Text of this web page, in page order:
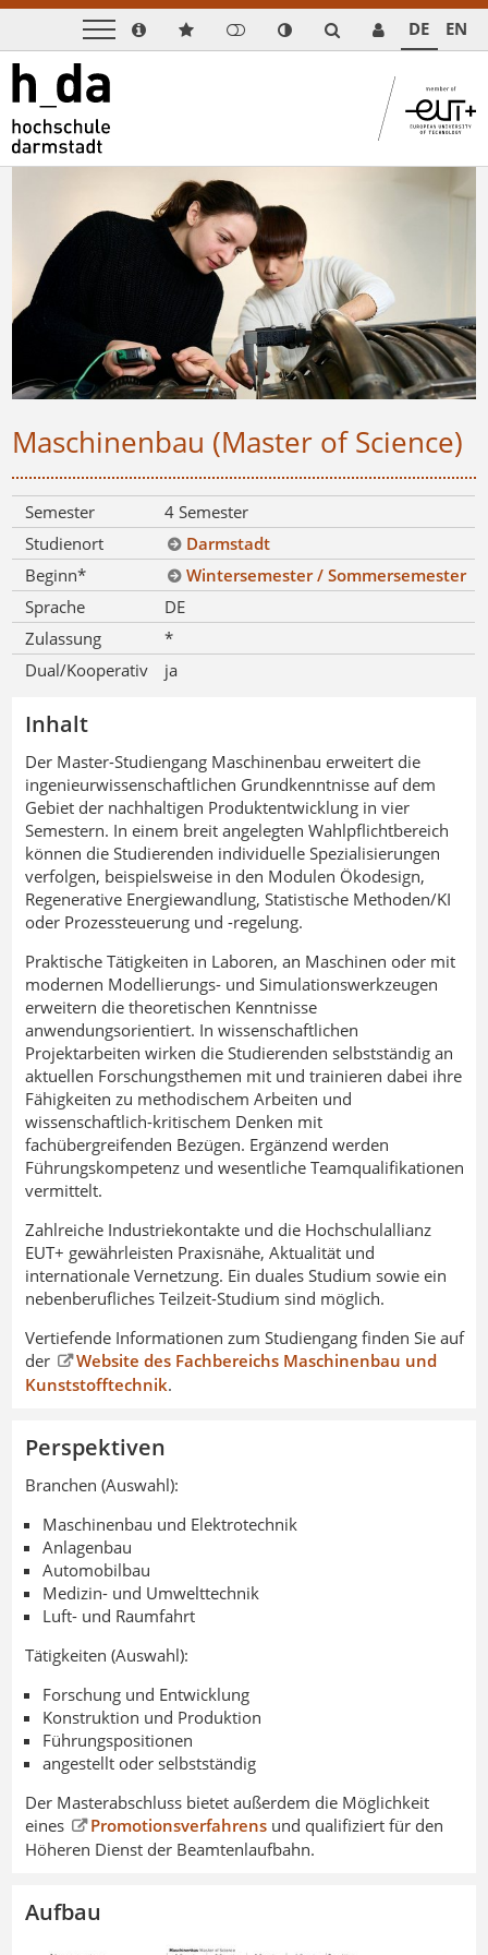
DE EN
Maschinenbau (Master of Science)
Semester
4 Semester
Studienort
Darmstadt
Beginn*
Wintersemester / Sommersemester
Sprache
DE
Zulassung
*
Dual/Kooperativ
ja
Inhalt
Der Master-Studiengang Maschinenbau erweitert die
ingenieurwissenschaftlichen Grundkenntnisse auf dem
Gebiet der nachhaltigen Produktentwicklung in vier
Semestern. In einem breit angelegten Wahlpflichtbereich
können die Studierenden individuelle Spezialisierungen
verfolgen, beispielsweise in den Modulen Ökodesign,
Regenerative Energiewandlung, Statistische Methoden/KI
oder Prozessteuerung und -regelung.
Praktische Tätigkeiten in Laboren, an Maschinen oder mit
modernen Modellierungs- und Simulationswerkzeugen
erweitern die theoretischen Kenntnisse
anwendungsorientiert. In wissenschaftlichen
Projektarbeiten wirken die Studierenden selbstständig an
aktuellen Forschungsthemen mit und trainieren dabei ihre
Fähigkeiten zu methodischem Arbeiten und
wissenschaftlich-kritischem Denken mit
fachübergreifenden Bezügen. Ergänzend werden
Führungskompetenz und wesentliche Teamqualifikationen
vermittelt.
Zahlreiche Industriekontakte und die Hochschulallianz
EUT+ gewährleisten Praxisnähe, Aktualität und
internationale Vernetzung. Ein duales Studium sowie ein
nebenberufliches Teilzeit-Studium sind möglich.
Vertiefende Informationen zum Studiengang finden Sie auf
der
Website des Fachbereichs Maschinenbau und
Kunststofftechnik.
Perspektiven
Branchen (Auswahl):
Maschinenbau und Elektrotechnik
Anlagenbau
Automobilbau
Medizin- und Umwelttechnik
Luft- und Raumfahrt
Tätigkeiten (Auswahl):
Forschung und Entwicklung
Konstruktion und Produktion
Führungspositionen
angestellt oder selbstständig
Der Masterabschluss bietet außerdem die Möglichkeit
eines
Promotionsverfahrensund qualifiziert für den
Höheren Dienst der Beamtenlaufbahn.
Aufbau